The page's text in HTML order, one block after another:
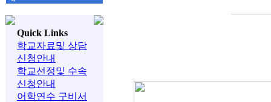
Quick Links
학교자료및 상담
신청안내
학교선정및 수속
신청안내
어학연수 구비서